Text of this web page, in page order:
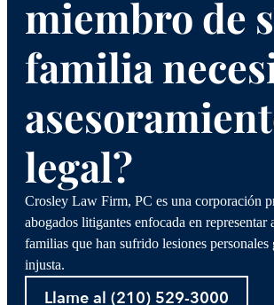
miembro de
familia
legal?
Crosley Law Firm, PC es una corporación
abogados litigantes enfocada en
familias que han sufrido lesiones personales
injusta.
Llame al (210) 529-3000